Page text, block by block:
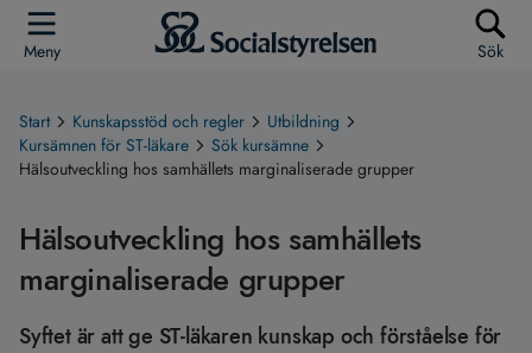
Meny Sök
Start Kunskapsstöd och regler
Utbildning
Kursämnen för ST-läkare
Sök kursämne
Hälsoutveckling hos samhällets marginaliserade grupper
Hälsoutveckling hos samhällets
marginaliserade grupper
Syftet är att ge ST-läkaren kunskap och förståelse för